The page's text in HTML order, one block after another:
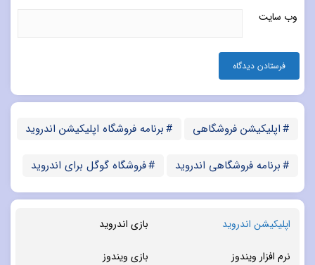
وب‌ سایت
اپلیکیشن فروشگاهی برنامه فروشگاه اپلیکیشن اندروید
برنامه فروشگاهی اندروید فروشگاه گوگل برای اندروید
اپلیکیشن اندروید بازی اندروید
نرم افزار ویندوز بازی ویندوز